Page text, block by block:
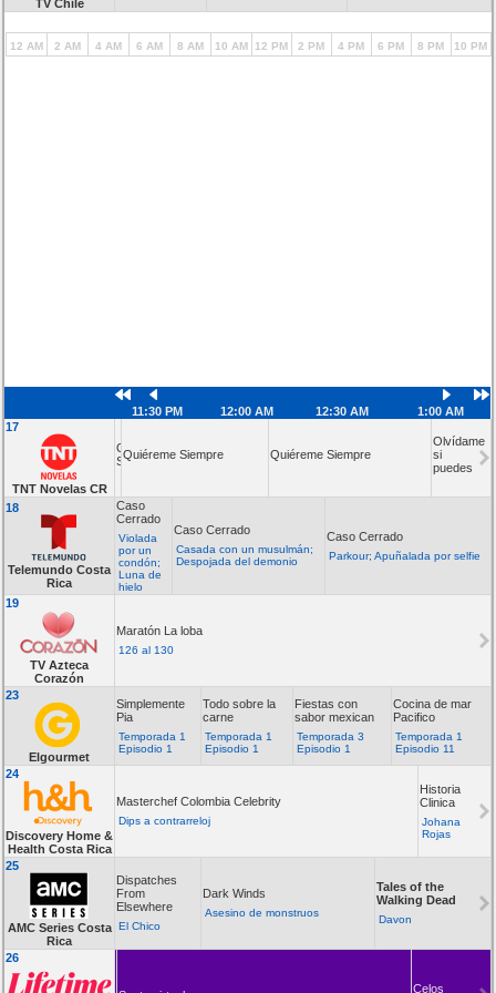
TV Chile
12 AM 2 AM 4 AM 6 AM 8 AM 10 AM 12 PM 2 PM 4 PM 6 PM 8 PM 10 PM
11:30 PM 12:00 AM 12:30 AM
1:00 AM
17
TNT Novelas CR
Quiéreme
Siempre
Quiéreme Siempre Quiéreme Siempre
Olvídame
si
puedes
18
Telemundo Costa
Rica
Caso
Cerrado
Violada
por un
condón;
Luna de
hielo
Caso Cerrado
Casada con un musulmán;
Despojada del demonio
Caso Cerrado
Parkour; Apuñalada por selfie
19
TV Azteca
Corazón
Maratón La loba
126 al 130
23
Elgourmet
Simplemente
Pia
Temporada 1
Episodio 1
Todo sobre la
carne
Temporada 1
Episodio 1
Fiestas con
sabor mexican
Temporada 3
Episodio 1
Cocina de mar
Pacifico
Temporada 1
Episodio 11
24
Discovery Home &
Health Costa Rica
Masterchef Colombia Celebrity
Dips a contrarreloj
Historia
Clinica
Johana
Rojas
25
AMC Series Costa
Rica
Dispatches
From
Elsewhere
El Chico
Dark Winds
Asesino de monstruos
Tales of the
Walking Dead
Davon
26
que
Celos